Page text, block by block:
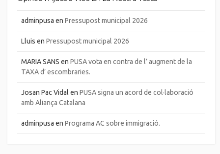
adminpusa en Pressupost municipal 2026
Lluis en Pressupost municipal 2026
MARIA SANS en PUSA vota en contra de l’ augment de la
TAXA d’ escombraries.
Josan Pac Vidal en PUSA signa un acord de col·laboració
amb Aliança Catalana
adminpusa en Programa AC sobre immigració.